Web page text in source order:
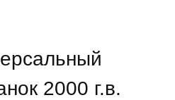
2000 г.в.